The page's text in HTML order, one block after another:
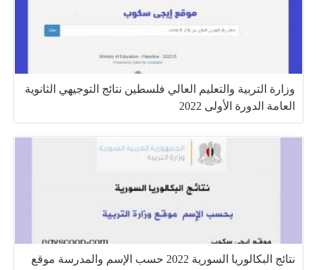
وزارة التربية والتعليم العالي فلسطين نتائج التوجيهي الثانوية
العامة الدورة الأولى 2022
نتائج البكالوريا السورية 2022 حسب الإسم والمدرسة موقع